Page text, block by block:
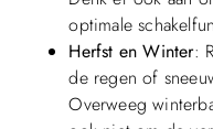
optimale
Herfst en Winter:
de regen of
Overweeg